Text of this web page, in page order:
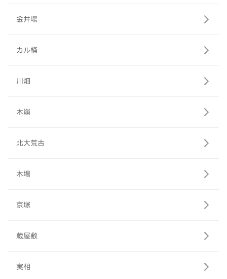
金井場
カル桶
川畑
木崩
北大荒古
木場
京塚
蔵屋敷
実相